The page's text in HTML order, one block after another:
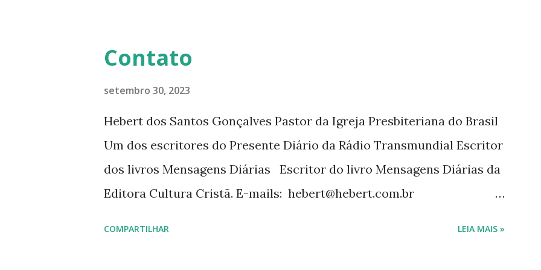
Contato
setembro 30, 2023
Hebert dos Santos Gonçalves Pastor da Igreja Presbiteriana do Brasil
Um dos escritores do Presente Diário da Rádio Transmundial Escritor
dos livros Mensagens Diárias Escritor do livro Mensagens Diárias da
Editora Cultura Cristã. E-mails: hebert@hebert.com.br
COMPARTILHAR LEIA MAIS »